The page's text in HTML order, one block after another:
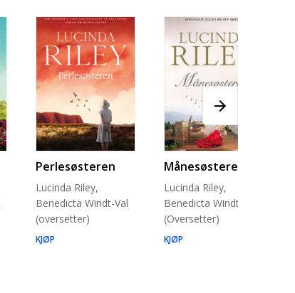
Perlesøsteren
Lucinda Riley,
Benedicta Windt-Val
(oversetter)
KJØP
Månesøsteren
Lucinda Riley,
Benedicta Windt-Val
(Oversetter)
KJØP